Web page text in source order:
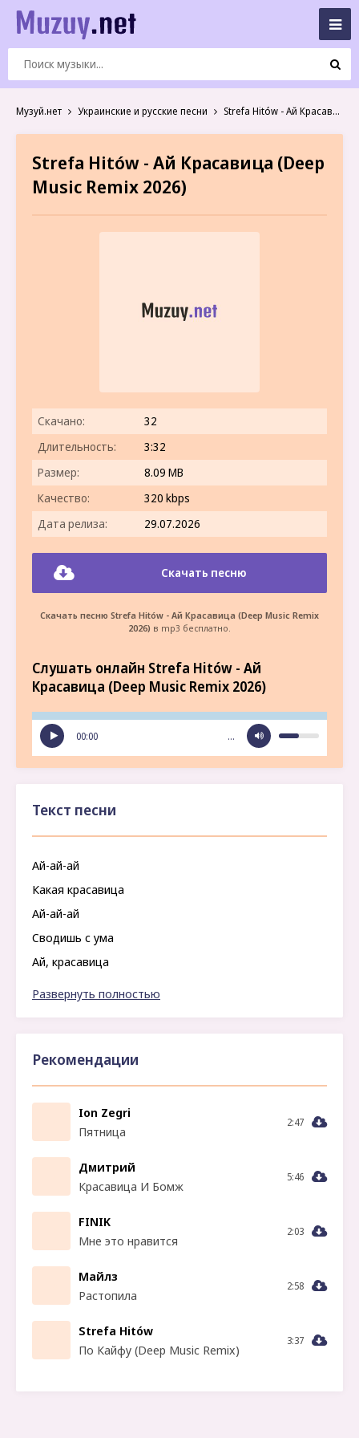
Музуй.нет Украинские и русские песни Strefa Hitów - Ай Красавица (Deep Music Remix 2026)
Strefa Hitów - Ай Красавица (Deep
Music Remix 2026)
Скачано:
32
Длительность:
3:32
Размер:
8.09 MB
Качество:
320 kbps
Дата релиза:
29.07.2026
Скачать песню
Скачать песню Strefa Hitów - Ай Красавица (Deep Music Remix
2026) в mp3 бесплатно.
Слушать онлайн Strefa Hitów - Ай
Красавица (Deep Music Remix 2026)
00:00 …
Текст песни
Ай-ай-ай
Какая красавица
Ай-ай-ай
Сводишь с ума
Ай, красавица
Развернуть полностью
Рекомендации
Ion Zegri
Пятница
2:47
Дмитрий
Красавица И Бомж
5:46
FINIK
Мне это нравится
2:03
Майлз
Растопила
2:58
Strefa Hitów
По Кайфу (Deep Music Remix)
3:37